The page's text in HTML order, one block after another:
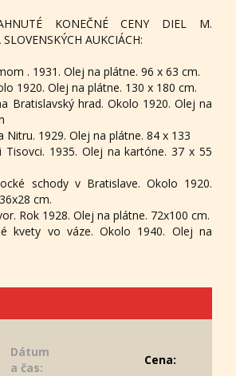
KONEČNÉ CENY DIEL M.
AUKCIÁCH:
. 1931. Olej na plátne. 96 x 63 cm.
1920. Olej na plátne. 130 x 180 cm.
Bratislavský hrad. Okolo 1920. Olej na
Nitru. 1929. Olej na plátne. 84 x 133
1935. Olej na kartóne. 37 x 55
schody v Bratislave. Okolo 1920.
cm.
Rok 1928. Olej na plátne. 72x100 cm.
kvety vo váze. Okolo 1940. Olej na
Dátum
a čas:
Cena: